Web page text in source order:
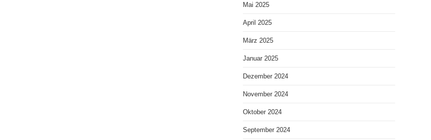
Mai 2025
April 2025
März 2025
Januar 2025
Dezember 2024
November 2024
Oktober 2024
September 2024